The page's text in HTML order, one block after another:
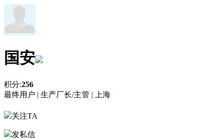
国安
积分:256
最终用户 | 生产厂长/主管 | 上海
关注TA
发私信